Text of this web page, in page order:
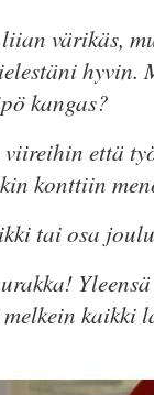
värikäs,
hyvin.
kangas?
että
konttiin
tai osa
kaikki